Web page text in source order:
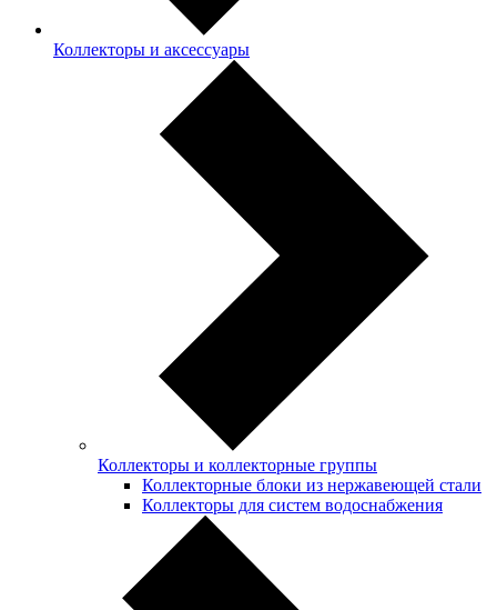
Коллекторы и аксессуары
Коллекторы и коллекторные группы
Коллекторные блоки из нержавеющей стали
Коллекторы для систем водоснабжения